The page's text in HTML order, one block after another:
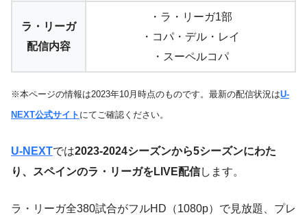
ラ・リーガ
配信内容
・ラ・リーガ1部
・コパ・デル・レイ
・スーペルコパ
※本ページの情報は2023年10月時点のものです。最新の配信状況はU-
NEXT公式サイト にてご確認ください。
U-NEXTでは2023-2024シーズンから5シーズンにわた
り、スペインのラ・リーガをLIVE配信します。
ラ・リーガ全380試合がフルHD（1080p）で見放題、プレ